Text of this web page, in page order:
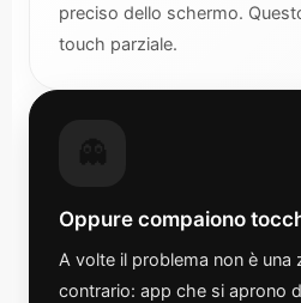
preciso dello schermo.
touch parziale.
Oppure compaiono
A volte il problema non è una
contrario: app che si aprono